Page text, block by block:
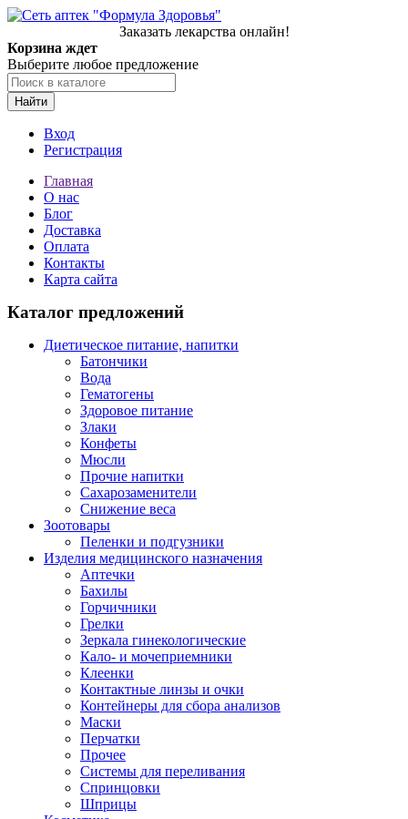
Заказать лекарства онлайн!
Корзина ждет
Выберите любое предложение
Найти
Вход
Регистрация
Главная
О нас
Блог
Доставка
Оплата
Контакты
Карта сайта
Каталог предложений
Диетическое питание, напитки
Батончики
Вода
Гематогены
Здоровое питание
Злаки
Конфеты
Мюсли
Прочие напитки
Сахарозаменители
Снижение веса
Зоотовары
Пеленки и подгузники
Изделия медицинского назначения
Аптечки
Бахилы
Горчичники
Грелки
Зеркала гинекологические
Кало- и мочеприемники
Клеенки
Контактные линзы и очки
Контейнеры для сбора анализов
Маски
Перчатки
Прочее
Системы для переливания
Спринцовки
Шприцы